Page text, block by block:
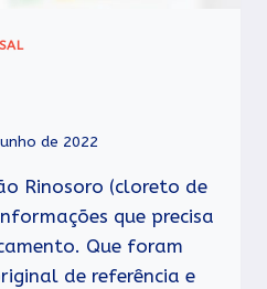
de 2022
Rinosoro (cloreto de
que precisa
Que foram
de referência e